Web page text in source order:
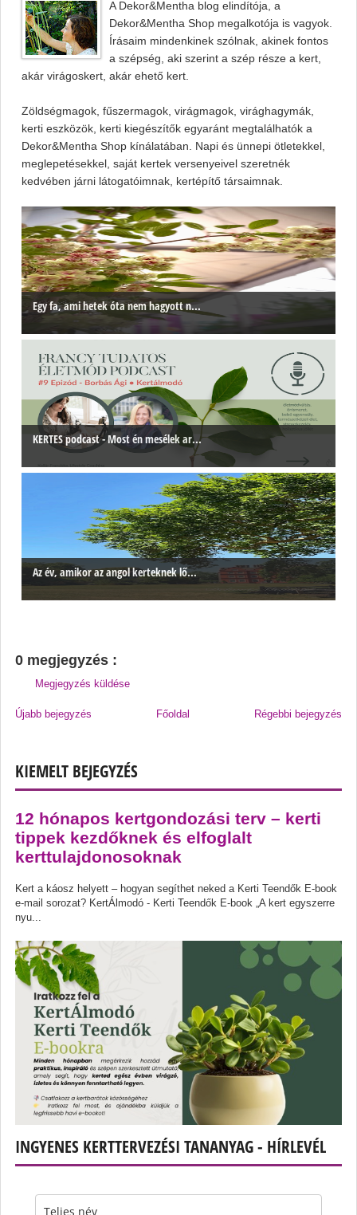
A Dekor&Mentha blog elindítója, a
Dekor&Mentha Shop megalkotója is vagyok.
Írásaim mindenkinek szólnak, akinek fontos
a szépség, aki szerint a szép része a kert,
akár virágoskert, akár ehető kert.
Zöldségmagok, fűszermagok, virágmagok, virághagymák,
kerti eszközök, kerti kiegészítők egyaránt megtalálhatók a
Dekor&Mentha Shop kínálatában. Napi és ünnepi ötletekkel,
meglepetésekkel, saját kertek versenyeivel szeretnék
kedvében járni látogatóimnak, kertépítő társaimnak.
Egy fa, ami hetek óta nem hagyott n...
KERTES podcast - Most én mesélek ar...
Az év, amikor az angol kerteknek lő...
0 megjegyzés :
Megjegyzés küldése
Újabb bejegyzés Régebbi bejegyzés
Főoldal
KIEMELT BEJEGYZÉS
12 hónapos kertgondozási terv – kerti
tippek kezdőknek és elfoglalt
kerttulajdonosoknak
Kert a káosz helyett – hogyan segíthet neked a Kerti Teendők E-book
e-mail sorozat? KertÁlmodó - Kerti Teendők E-book „A kert egyszerre
nyu...
INGYENES KERTTERVEZÉSI TANANYAG - HÍRLEVÉL